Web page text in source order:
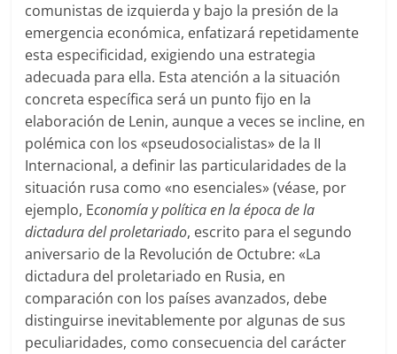
comunistas de izquierda y bajo la presión de la
emergencia económica, enfatizará repetidamente
esta especificidad, exigiendo una estrategia
adecuada para ella. Esta atención a la situación
concreta específica será un punto fijo en la
elaboración de Lenin, aunque a veces se incline, en
polémica con los «pseudosocialistas» de la II
Internacional, a definir las particularidades de la
situación rusa como «no esenciales» (véase, por
ejemplo, Economía y política en la época de la
dictadura del proletariado, escrito para el segundo
aniversario de la Revolución de Octubre: «La
dictadura del proletariado en Rusia, en
comparación con los países avanzados, debe
distinguirse inevitablemente por algunas de sus
peculiaridades, como consecuencia del carácter